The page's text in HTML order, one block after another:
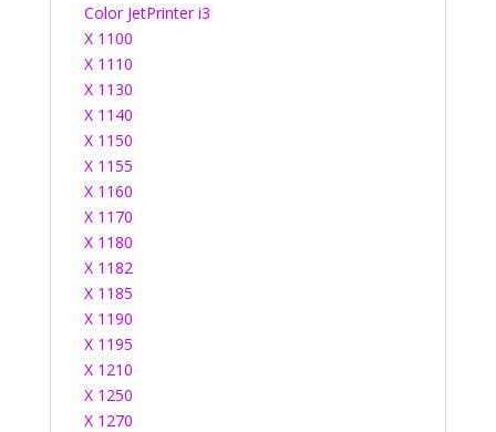
Color JetPrinter i3
X 1100
X 1110
X 1130
X 1140
X 1150
X 1155
X 1160
X 1170
X 1180
X 1182
X 1185
X 1190
X 1195
X 1210
X 1250
X 1270